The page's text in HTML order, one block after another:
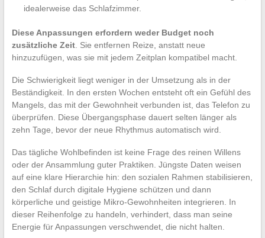
idealerweise das Schlafzimmer.
Diese Anpassungen erfordern weder Budget noch
zusätzliche Zeit. Sie entfernen Reize, anstatt neue
hinzuzufügen, was sie mit jedem Zeitplan kompatibel macht.
Die Schwierigkeit liegt weniger in der Umsetzung als in der
Beständigkeit. In den ersten Wochen entsteht oft ein Gefühl des
Mangels, das mit der Gewohnheit verbunden ist, das Telefon zu
überprüfen. Diese Übergangsphase dauert selten länger als
zehn Tage, bevor der neue Rhythmus automatisch wird.
Das tägliche Wohlbefinden ist keine Frage des reinen Willens
oder der Ansammlung guter Praktiken. Jüngste Daten weisen
auf eine klare Hierarchie hin: den sozialen Rahmen stabilisieren,
den Schlaf durch digitale Hygiene schützen und dann
körperliche und geistige Mikro-Gewohnheiten integrieren. In
dieser Reihenfolge zu handeln, verhindert, dass man seine
Energie für Anpassungen verschwendet, die nicht halten.